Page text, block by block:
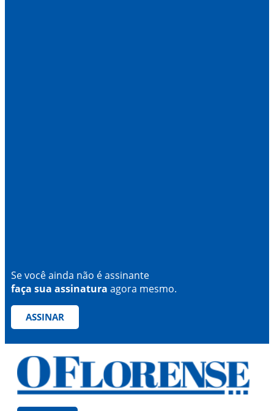
Se você ainda não é assinante
faça sua assinatura agora mesmo.
ASSINAR